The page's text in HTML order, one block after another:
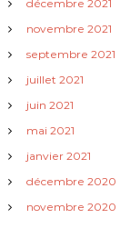
’
a
r
t
i
c
décembre 2021
novembre 2021
septembre 2021
juillet 2021
juin 2021
mai 2021
janvier 2021
décembre 2020
novembre 2020